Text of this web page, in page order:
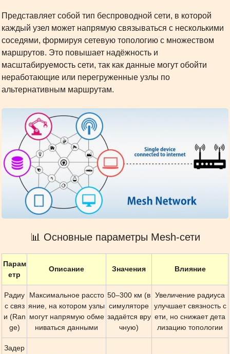
Представляет собой тип беспроводной сети, в которой
каждый узел может напрямую связываться с несколькими
соседями, формируя сетевую топологию с множеством
маршрутов. Это повышает надёжность и
масштабируемость сети, так как данные могут обойти
неработающие или перегруженные узлы по
альтернативным маршрутам.
📊 Основные параметры Mesh-сети
Парам
етр
Описание Значения Влияние
Радиу
с связ
и (Ran
ge)
Максимальное рассто
яние, на котором узлы
могут напрямую обме
ниваться данными
50–300 км (в
симуляторе
задаётся вру
чную)
Увеличение радиуса
улучшает связность с
ети, но снижает дета
лизацию топологии
Задер